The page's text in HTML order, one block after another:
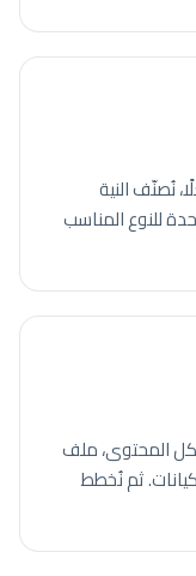
نُصنّف النية
للنوع المناسب
المحتوى، ملف
ثم نُخطط